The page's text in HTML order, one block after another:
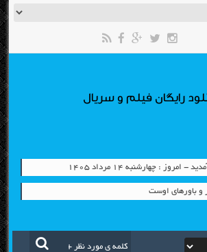
رایگان فیلم و سریال
: چهارشنبه ۱۴ مرداد ۱۴۰۵
و باورهای اوست